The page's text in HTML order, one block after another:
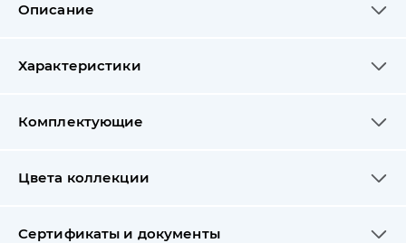
Описание
Характеристики
Комплектующие
Цвета коллекции
Сертификаты и документы